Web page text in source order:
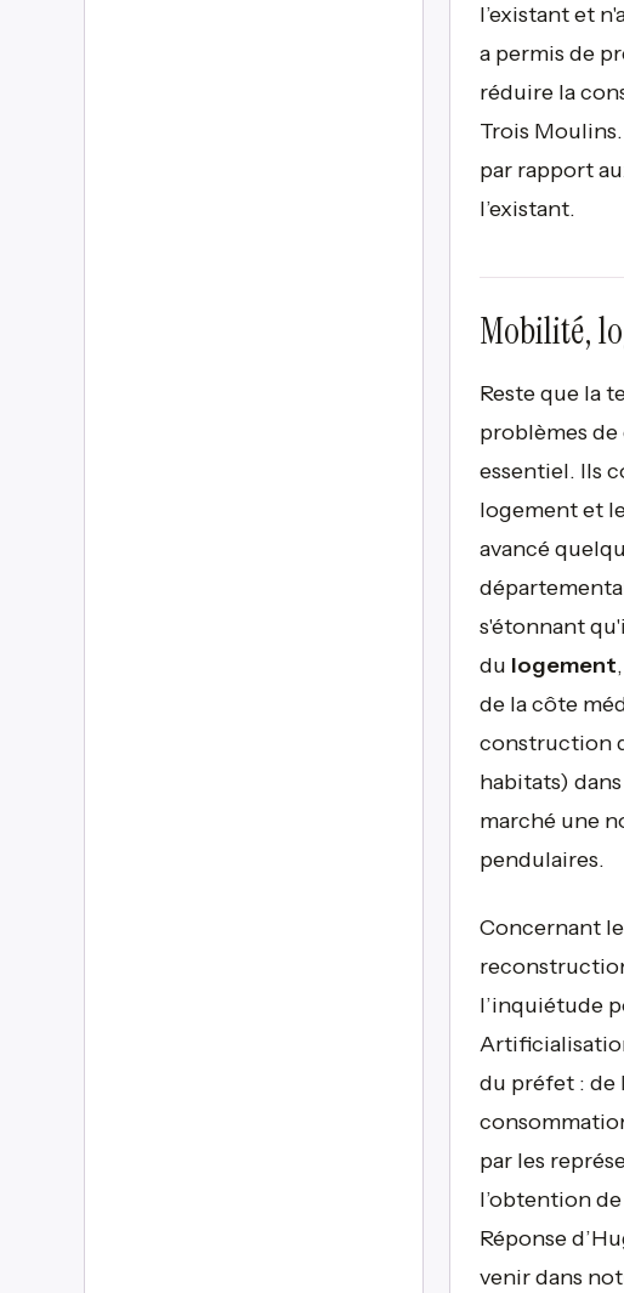
l’existant et
a permis de
réduire la
Trois
par rapport
l’existant.
Mobilité,
Reste que la
problèmes
essentiel. Ils
logement et
avancé
s'étonnant
du logement
de la côte
construction
habitats)
marché une
pendulaires.
Concernant le
l’inquiétude
du préfet : de
par les
l’obtention
Réponse
venir dans